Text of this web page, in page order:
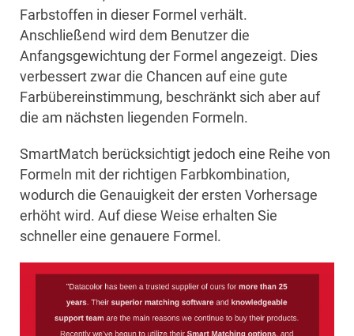
Farbstoffen in dieser Formel verhält.
Anschließend wird dem Benutzer die
Anfangsgewichtung der Formel angezeigt. Dies
verbessert zwar die Chancen auf eine gute
Farbübereinstimmung, beschränkt sich aber auf
die am nächsten liegenden Formeln.
SmartMatch berücksichtigt jedoch eine Reihe von
Formeln mit der richtigen Farbkombination,
wodurch die Genauigkeit der ersten Vorhersage
erhöht wird. Auf diese Weise erhalten Sie
schneller eine genauere Formel.